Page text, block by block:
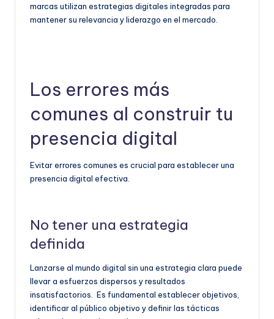
marcas utilizan estrategias digitales integradas para
mantener su relevancia y liderazgo en el mercado.
Los errores más
comunes al construir tu
presencia digital
Evitar errores comunes es crucial para establecer una
presencia digital efectiva.
No tener una estrategia
definida
Lanzarse al mundo digital sin una estrategia clara puede
llevar a esfuerzos dispersos y resultados
insatisfactorios. Es fundamental establecer objetivos,
identificar al público objetivo y definir las tácticas